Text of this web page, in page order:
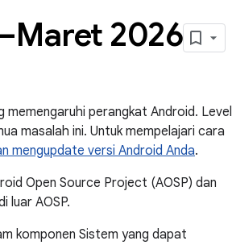
2026
memengaruhi perangkat Android. Level
masalah ini. Untuk mempelajari cara
mengupdate versi Android Anda.
Open Source Project (AOSP) dan
luar AOSP.
komponen Sistem yang dapat